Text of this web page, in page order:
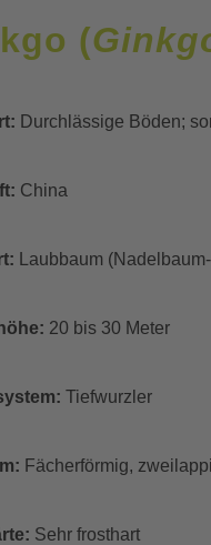
(
Durchlässige Böden;
China
Laubbaum
20 bis 30 Meter
Tiefwurzler
Fächerförmig,
Sehr frosthart